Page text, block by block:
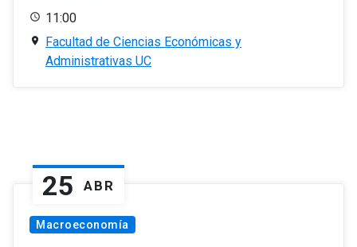
11:00
Facultad de Ciencias Económicas y
Administrativas UC
25 ABR
Macroeconomía